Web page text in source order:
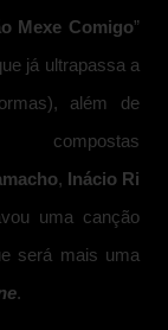
Mexe Comigo”
já ultrapassa a
além de
, Inácio Ri
uma canção
será mais uma
.